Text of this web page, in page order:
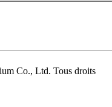
Co., Ltd. Tous droits